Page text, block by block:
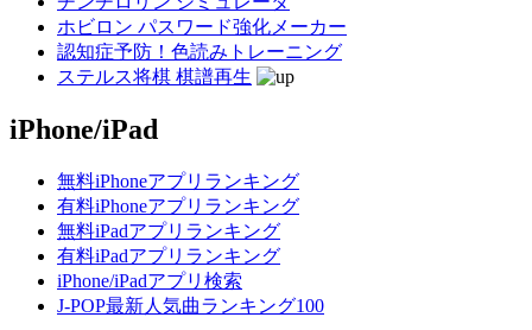
ホビロン パスワード強化メーカー
認知症予防！色読みトレーニング
ステルス将棋 棋譜再生
iPhone/iPad
無料iPhoneアプリランキング
有料iPhoneアプリランキング
無料iPadアプリランキング
有料iPadアプリランキング
iPhone/iPadアプリ検索
J-POP最新人気曲ランキング100